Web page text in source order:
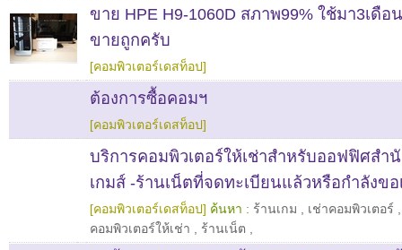
ขาย HPE H9-1060D สภาพ99% ใช้มา3เดือ
ขายถูกครับ
[คอมพิวเตอร์เดสท็อป]
ต้องการซื้อคอมฯ
[คอมพิวเตอร์เดสท็อป]
บริการคอมพิวเตอร์ให้เช่าสำหรับออฟฟิศสำ
เกมส์ -ร้านเน็ตที่จดทะเบียนแล้วหรือกำลังข
[คอมพิวเตอร์เดสท็อป] ค้นหา : ร้านเกม เช่าคอมพิวเตอร์
คอมพิวเตอร์ให้เช่า
ร้านเน็ต